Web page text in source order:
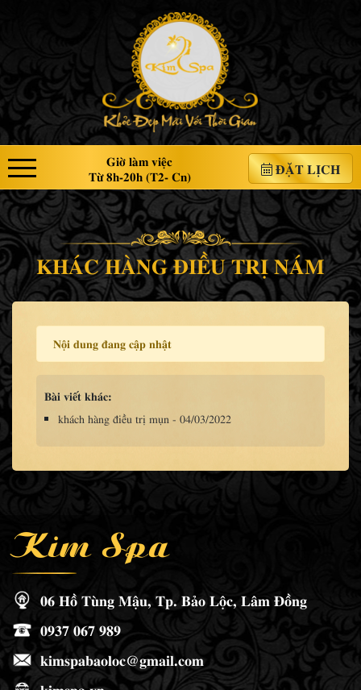
Giờ làm việc
Từ 8h-20h (T2- Cn)
ĐẶT LỊCH
KHÁC HÀNG ĐIỀU TRỊ NÁM
Nội dung đang cập nhật
Bài viết khác:
khách hàng điều trị mụn - 04/03/2022
Kim Spa
06 Hồ Tùng Mậu, Tp. Bảo Lộc, Lâm Đồng
0937 067 989
kimspabaoloc@gmail.com